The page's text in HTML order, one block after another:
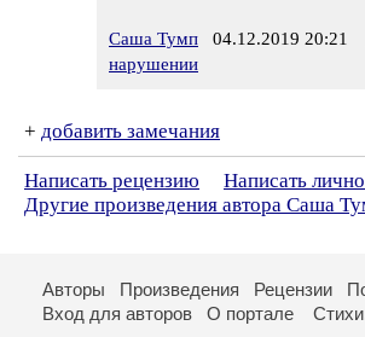
Саша Тумп 04.12.2019 20:21
нарушении
+ добавить замечания
Написать рецензию
Написать
Другие произведения автора Саша
Авторы Произведения Рецензии
Вход для авторов
О портале